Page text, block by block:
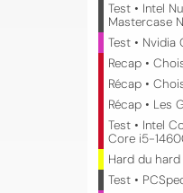
Test • Intel
Mastercase
Test • Nvidia
Recap •
Récap •
Récap • Les
Test • Intel
Core i5-
Hard du
Test •